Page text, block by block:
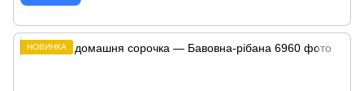
НОВИНКА